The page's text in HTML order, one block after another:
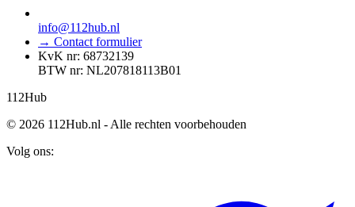
info@112hub.nl
→ Contact formulier
KvK nr: 68732139
BTW nr: NL207818113B01
112Hub
© 2026 112Hub.nl - Alle rechten voorbehouden
Volg ons: